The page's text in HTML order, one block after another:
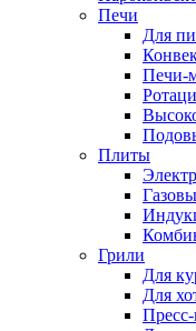
Печи
Для
Печи-
Плиты
Грили
Для
Для